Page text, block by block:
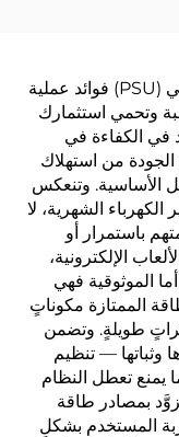
يُقدِّم أفضل مصدر طاقة للكمبيوتر الشخصي (PSU) فوائد عملية
وتحمي استثمارك
في الكفاءة في
من استهلاك
مقارنةً بالبدائل الأساسية. وتنعكس
الشهرية، لا
باستمرار أو
الإلكترونية،
الموثوقية فهي
الممتازة مكوناتٍ
طويلةٍ. وتضمن
وثباتها — تنظيم
يمنع تعطل النظام
بمصادر طاقة
المستخدم بشكلٍ